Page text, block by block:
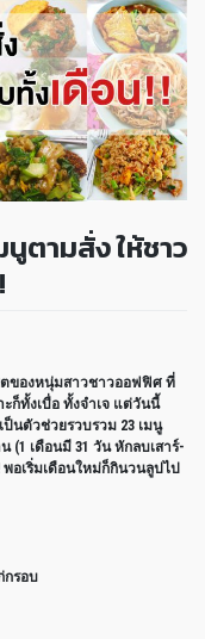
นูตามสั่ง ให้ชาว
ของหนุ่มสาวชาวออฟฟิศ ที่
ก็ทั้งเบื่อ ทั้งจำเจ แต่วันนี้
ป็นตัวช่วยรวบรวม 23 เมนู
เดือนมี 31 วัน หักลบเสาร์-
พอเริ่มเดือนใหม่ก็กินวนลูปไป
กรอบ